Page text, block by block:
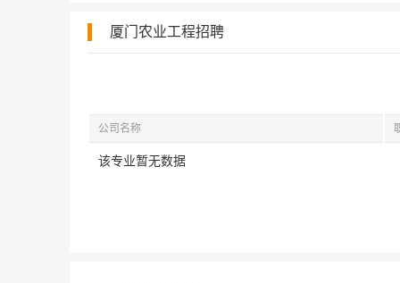
厦门农业工程招聘
公司名称
该专业暂无数据